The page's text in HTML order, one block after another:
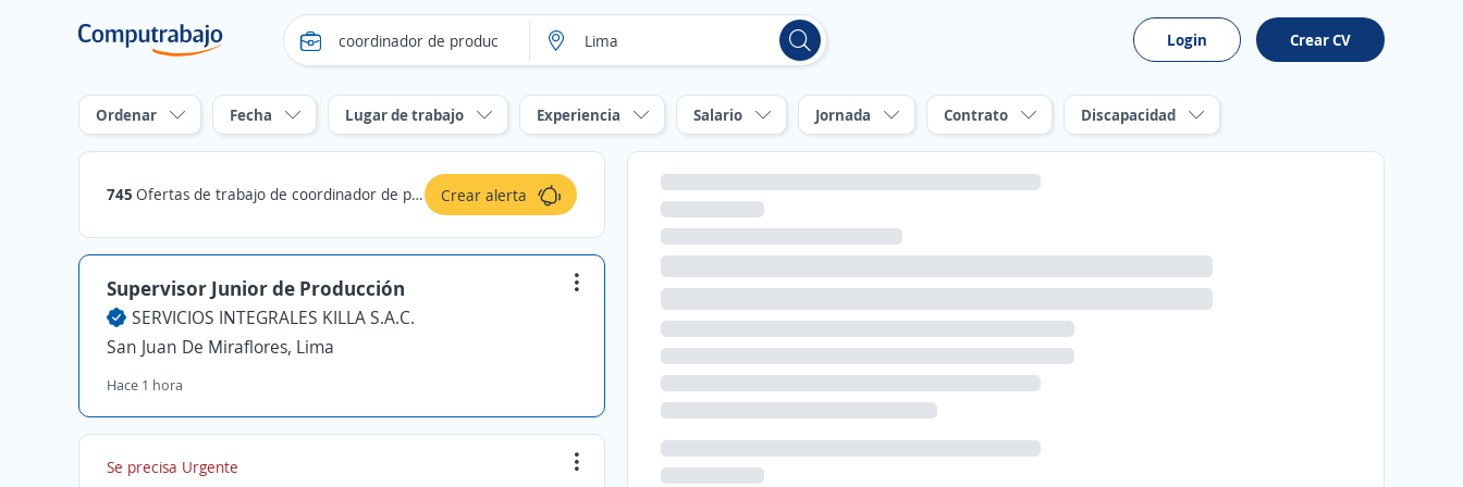
Login Crear CV
Ordenar Fecha Lugar de trabajo Experiencia Salario Jornada Contrato Discapacidad
745 Ofertas de trabajo de coordinador de produccion en Lima Crear alerta
Supervisor Junior de Producción
SERVICIOS INTEGRALES KILLA S.A.C.
San Juan De Miraflores, Lima
Hace 1 hora
Se precisa Urgente